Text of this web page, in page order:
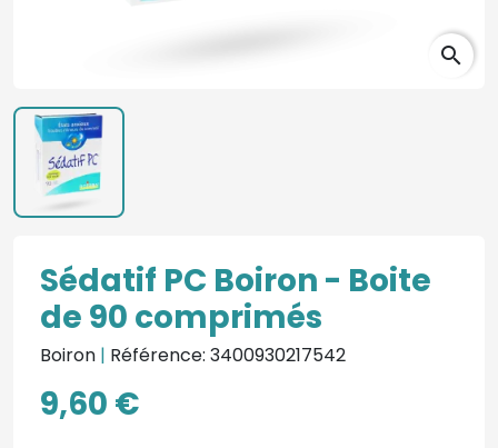
search
Sédatif PC Boiron - Boite
de 90 comprimés
Boiron | Référence: 3400930217542
9,60 €